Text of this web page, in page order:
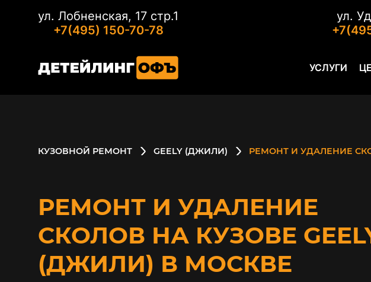
ул. Лобненская, 17 стр.1
+7(495) 150-70-78
ул.
УСЛУГИ
КУЗОВНОЙ РЕМОНТ GEELY (ДЖИЛИ) РЕМОНТ И УДАЛЕНИЕ
РЕМОНТ И УДАЛЕНИЕ
СКОЛОВ НА КУЗОВЕ
(ДЖИЛИ) В МОСКВЕ